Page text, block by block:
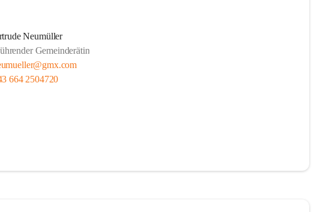
Neumüller
Gemeinderätin
664 2504720